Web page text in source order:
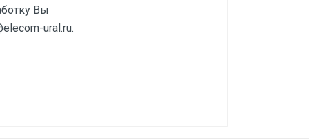
Вы
ural.ru.